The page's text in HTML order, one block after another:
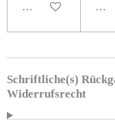
In den WarenkorbIn
Schriftliche(s)
Widerrufsrecht